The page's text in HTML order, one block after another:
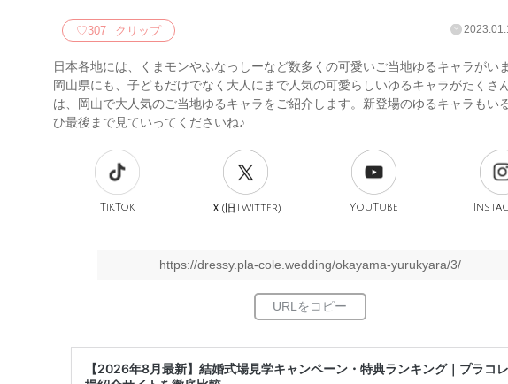
♡307 クリップ
日本各地には、くまモンやふなっしーなど数多くの可愛いご当地ゆるキャラがい
岡山県にも、子どもだけでなく大人にまで人気の可愛らしいゆるキャラがたくさ
は、岡山で大人気のご当地ゆるキャラをご紹介します。新登場のゆるキャラもい
ひ最後まで見ていってくださいね♪
TikTok Ｘ(旧Twitter) YouTube
https://dressy.pla-cole.wedding/okayama-yurukyara/3/
【2026年8月最新】結婚式場見学キャンペーン・特典ランキング｜プラコ